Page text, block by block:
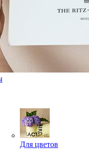
Для цветов